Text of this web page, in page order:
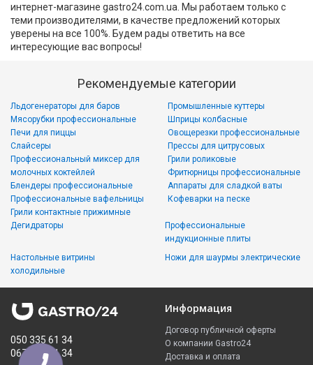
интернет-магазине gastro24.com.ua. Мы работаем только с
теми производителями, в качестве предложений которых
уверены на все 100%. Будем рады ответить на все
интересующие вас вопросы!
Рекомендуемые категории
Льдогенераторы для баров
Мясорубки профессиональные
Печи для пиццы
Слайсеры
Промышленные куттеры
Шприцы колбасные
Овощерезки профессиональные
Прессы для цитрусовых
Профессиональный миксер для
молочных коктейлей
Блендеры профессиональные
Профессиональные вафельницы
Грили контактные прижимные
Грили роликовые
Фритюрницы профессиональные
Аппараты для сладкой ваты
Кофеварки на песке
Дегидраторы
Настольные витрины
холодильные
Профессиональные
индукционные плиты
Ножи для шаурмы электрические
050 335 61 34
067 299 61 34
Информация
Договор публичной оферты
О компании Gastro24
Доставка и оплата